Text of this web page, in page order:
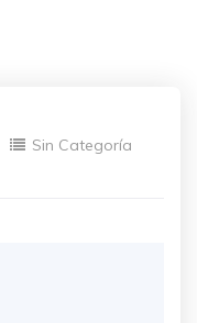
Sin Categoría